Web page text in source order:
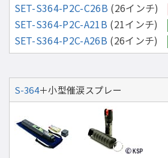
SET-S364-P2C-C26B (26インチ)
SET-S364-P2C-A21B (21インチ)
SET-S364-P2C-A26B (26インチ)
S-364＋小型催涙スプレー